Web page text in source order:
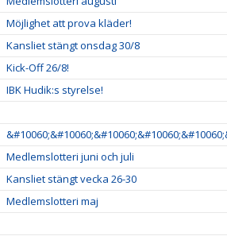
Möjlighet att prova kläder!
Kansliet stängt onsdag 30/8
Kick-Off 26/8!
IBK Hudik:s styrelse!
Medlemslotteri juni och juli
Kansliet stängt vecka 26-30
Medlemslotteri maj